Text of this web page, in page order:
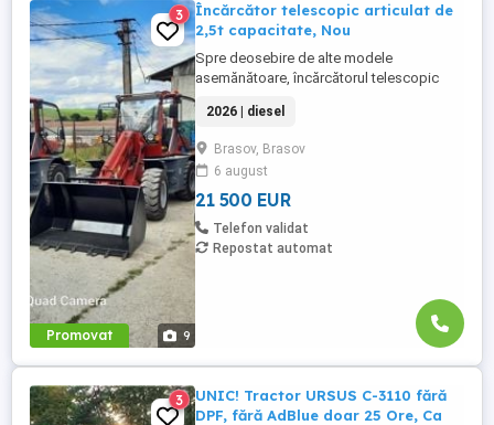
Promovat 9
3
Încărcător telescopic articulat de
2,5t capacitate, Nou
Spre deosebire de alte modele
asemănătoare, încărcătorul telescopic
are o structură care permite din fabrică
echiparea cu o cupă standard de 1,2mc.
Telescopic nou de 2,5t capacitate. Utilaj
nou, pe stoc, cu garanție! Încărcătorul
telescopic articulat TL2500 este ...
2026 | diesel
Brasov, Brasov
6 august
21 500 EUR
Telefon validat
Repostat automat
3
UNIC! Tractor URSUS C-3110 fără
DPF, fără AdBlue doar 25 Ore, Ca